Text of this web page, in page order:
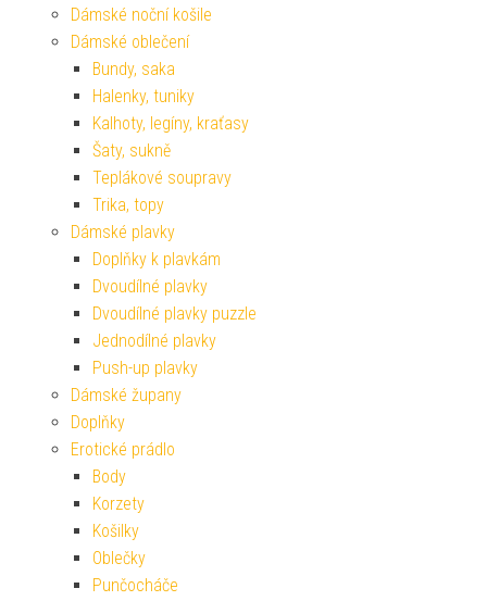
Dámské noční košile
Dámské oblečení
Bundy, saka
Halenky, tuniky
Kalhoty, legíny, kraťasy
Šaty, sukně
Teplákové soupravy
Trika, topy
Dámské plavky
Doplňky k plavkám
Dvoudílné plavky
Dvoudílné plavky puzzle
Jednodílné plavky
Push-up plavky
Dámské župany
Doplňky
Erotické prádlo
Body
Korzety
Košilky
Oblečky
Punčocháče